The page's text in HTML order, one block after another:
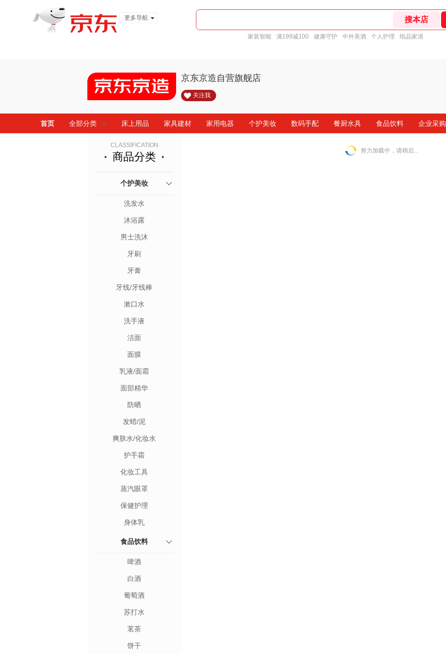
更多导航
家装智能 满199减100 健康守护 中外美酒 个人护理 纸品家清
京东京造自营旗舰店
关注我
首页 全部分类 床上用品 家具建材 家用电器 个护美妆 数码手配 餐厨水具 食品饮料 企业采购
CLASSIFICATION
商品分类
个护美妆
洗发水
沐浴露
男士洗沐
牙刷
牙膏
牙线/牙线棒
漱口水
洗手液
洁面
面膜
乳液/面霜
面部精华
防晒
发蜡/泥
爽肤水/化妆水
护手霜
化妆工具
蒸汽眼罩
保健护理
身体乳
食品饮料
啤酒
白酒
葡萄酒
苏打水
茗茶
饼干
努力加载中，请稍后...